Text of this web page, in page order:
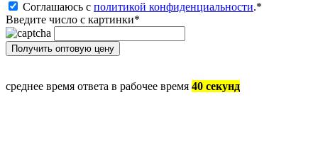
Соглашаюсь с политикой конфиденциальности.*
Введите число с картинки*
среднее время ответа в рабочее время 40 секунд